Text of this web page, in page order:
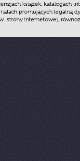
książek, katalogach
promujących legalną
strony internetowej,